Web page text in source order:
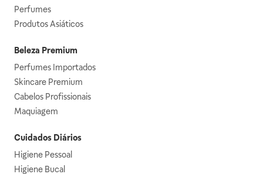
Perfumes
Produtos Asiáticos
Beleza Premium
Perfumes Importados
Skincare Premium
Cabelos Profissionais
Maquiagem
Cuidados Diários
Higiene Pessoal
Higiene Bucal